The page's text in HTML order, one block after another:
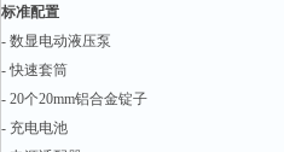
标准配置
- 数显电动液压泵
- 快速套筒
- 20个20mm铝合金锭子
- 充电电池